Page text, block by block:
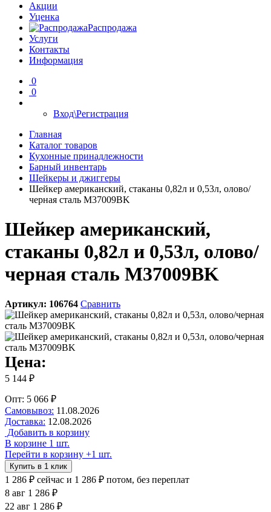
Акции
Уценка
Распродажа
Услуги
Контакты
Информация
0
0
Вход\Регистрация
Главная
Каталог товаров
Кухонные принадлежности
Барный инвентарь
Шейкеры и джиггеры
Шейкер американский, стаканы 0,82л и 0,53л, олово/
черная сталь M37009BK
Шейкер американский,
стаканы 0,82л и 0,53л, олово/
черная сталь M37009BK
Артикул: 106764 Сравнить
Цена:
5 144 ₽
Опт: 5 066 ₽
Самовывоз: 11.08.2026
Доставка: 12.08.2026
Добавить в корзину
В корзине 1 шт.
Перейти в корзину +1 шт.
Купить в 1 клик
1 286 ₽ сейчас и 1 286 ₽ потом, без переплат
8 авг 1 286 ₽
22 авг 1 286 ₽